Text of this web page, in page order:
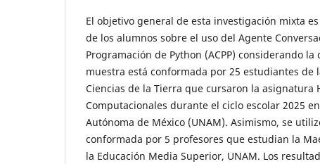
El objetivo general de esta investigación mixta
de los alumnos sobre el uso del Agente
Programación de Python (ACPP) considerando la
muestra está conformada por 25 estudiantes de
Ciencias de la Tierra que cursaron la asignatura
Computacionales durante el ciclo escolar 2025
Autónoma de México (UNAM). Asimismo, se
conformada por 5 profesores que estudian la
la Educación Media Superior, UNAM. Los